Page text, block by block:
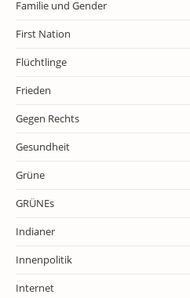
Familie und Gender
First Nation
Flüchtlinge
Frieden
Gegen Rechts
Gesundheit
Grüne
GRÜNEs
Indianer
Innenpolitik
Internet